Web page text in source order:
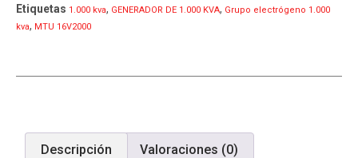
Etiquetas 1.000 kva, GENERADOR DE 1.000 KVA, Grupo electrógeno 1.000
kva, MTU 16V2000
Descripción Valoraciones (0)